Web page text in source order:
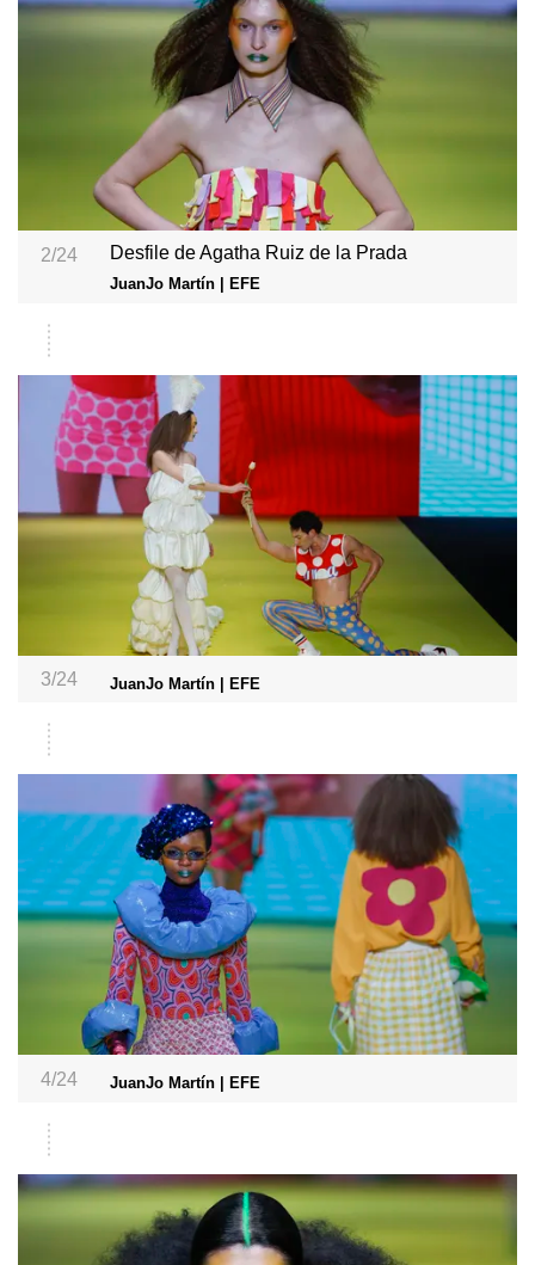
2/24 Desfile de Agatha Ruiz de la Prada
JuanJo Martín | EFE
3/24 JuanJo Martín | EFE
4/24 JuanJo Martín | EFE